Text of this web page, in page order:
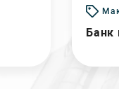
Банк